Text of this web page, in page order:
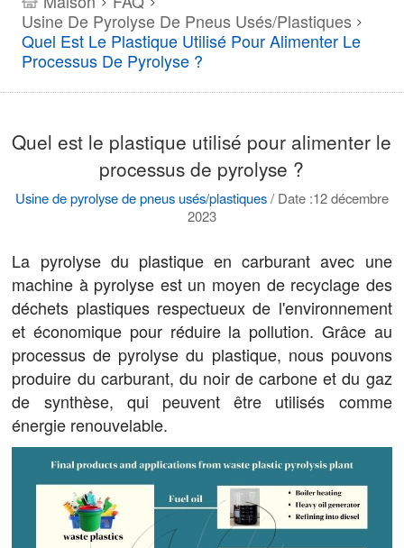
Usine De Pyrolyse De Pneus Usés/plastiques >
Quel Est Le Plastique Utilisé Pour Alimenter Le
Processus De Pyrolyse ?
Quel est le plastique utilisé pour alimenter le
processus de pyrolyse ?
Usine de pyrolyse de pneus usés/plastiques/ Date :12 décembre
2023
La pyrolyse du plastique en carburant avec une
machine à pyrolyse est un moyen de recyclage des
déchets plastiques respectueux de l'environnement
et économique pour réduire la pollution. Grâce au
processus de pyrolyse du plastique, nous pouvons
produire du carburant, du noir de carbone et du gaz
de synthèse, qui peuvent être utilisés comme
énergie renouvelable.